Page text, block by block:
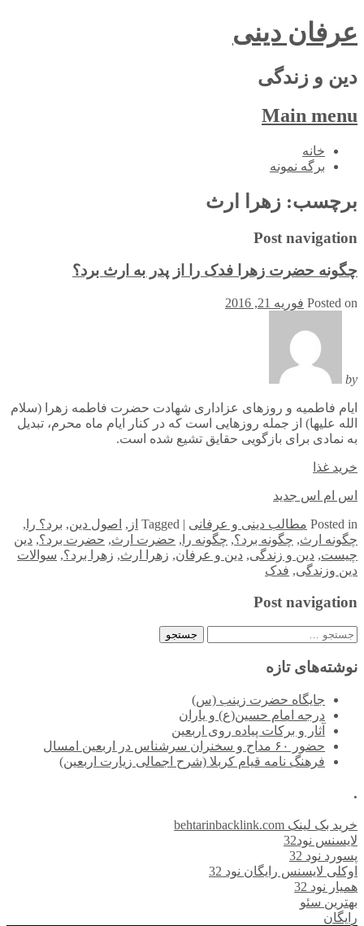
عرفان دینی
دین و زندگی
Main menu
Skip
خانه
برگه نمونه
برچسب: زهرا ارث
Post navigation
چگونه حضرت زهرا فدک را از پدر به ارث برد؟
Posted on فوریه 21, 2016
by
ایام فاطمیه و روزهای عزاداری شهادت حضرت فاطمه زهرا (سلام
الله علیها) از جمله روزهایی است که در کنار ایام ماه محرم، تبدیل
به نمادی برای بازگویی حقایق تشیع شده است.
خرید غذا
اس ام اس جدید
Posted in مطالب دینی و عرفانی |
Tagged از , اصول دین, برد؟ را ,
چگونه ارث, چگونه برد؟, چگونه را , حضرت ارث, حضرت برد؟, دین
چیست, دین و زندگی, دین و عرفان, زهرا ارث, زهرا برد؟, سوالات
دین وزندگی, فدک
Post navigation
جستجو
نوشته‌های تازه
جایگاه حضرت زینب (س)
درجه امام حسین(ع) و یاران
آثار و برکات پیاده روی اربعین
حضور ۶۰ مداح و سخنران سرشناس در اربعین امسال
فرهنگ نامه قیام کربلا (شرح اجمالی زیارت اربعین)
.
خرید بک لینک behtarinbacklink.com
لایسنس نود32
پسورد نود 32
اوکلی لایسنس رایگان نود 32
همیار نود 32
بهترین سئو
رایگان